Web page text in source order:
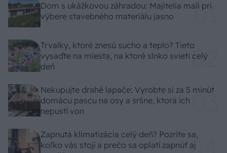
Dom s ukážkovou záhradou: Majitelia mali pri
výbere stavebného materiálu jasno
Trvalky, ktoré znesú sucho a teplo? Tieto
vysaďte na miesta, na ktoré slnko svieti celý
deň
Nekupujte drahé lapače: Vyrobte si za 5 minút
domácu pascu na osy a sršne, ktorá ich
nepustí von
Zapnutá klimatizácia celý deň? Pozrite sa,
koľko vás stojí a prečo sa oplatí zapnúť aj